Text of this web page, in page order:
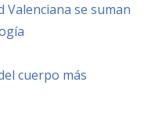
Valenciana se suman
cuerpo más